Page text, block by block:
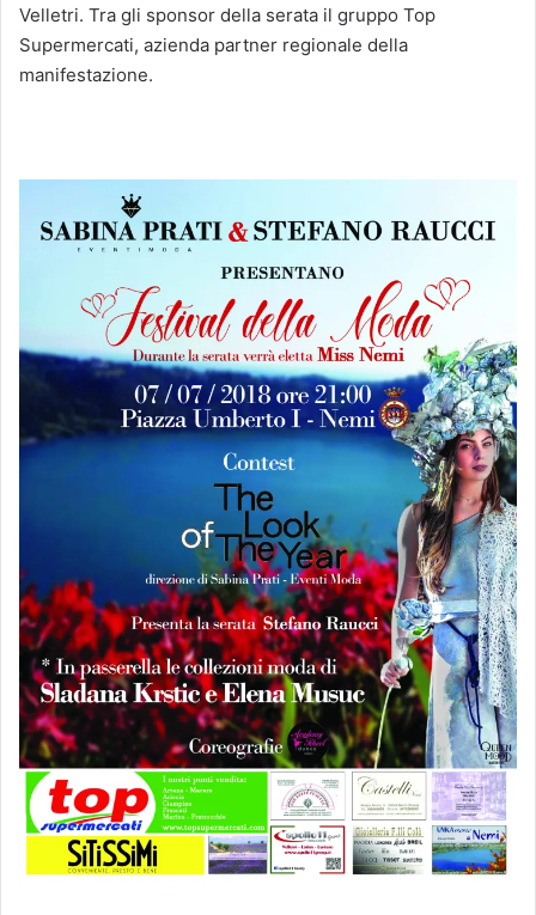
Velletri. Tra gli sponsor della serata il gruppo Top
Supermercati, azienda partner regionale della
manifestazione.